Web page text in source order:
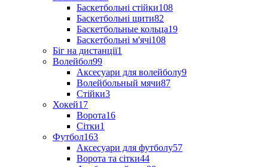
Баскетбольні стійки108
Баскетбольні щити82
Баскетбольные кольца19
Баскетбольні м'ячі108
Біг на дистанції1
Волейбол99
Аксесуари для волейболу9
Волейбольный мячи87
Стійки3
Хокей17
Ворота16
Сітки1
Футбол163
Аксесуари для футболу57
Ворота та сітки44